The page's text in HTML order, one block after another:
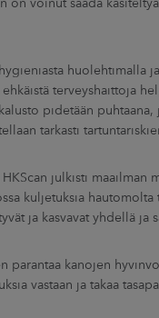
huolehtimalla
terveyshaittoja
pidetään puhtaana,
tarkasti
julkisti maailman
kuljetuksia hautomolta
ja kasvavat yhdellä ja
parantaa kanojen
vastaan ja takaa